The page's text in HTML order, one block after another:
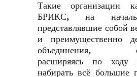
Такие
БРИКС, на
представлявшие собой
и преимущественно
объединения,
расширяясь по
набирать всё большие